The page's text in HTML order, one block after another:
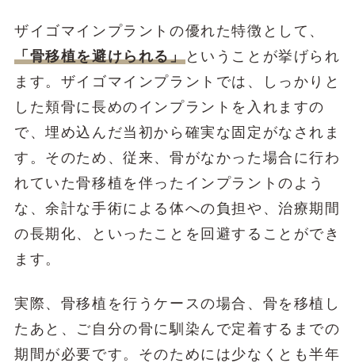
ザイゴマインプラントの優れた特徴として、
「骨移植を避けられる」ということが挙げられ
ます。ザイゴマインプラントでは、しっかりと
した頬骨に長めのインプラントを入れますの
で、埋め込んだ当初から確実な固定がなされま
す。そのため、従来、骨がなかった場合に行わ
れていた骨移植を伴ったインプラントのよう
な、余計な手術による体への負担や、治療期間
の長期化、といったことを回避することができ
ます。
実際、骨移植を行うケースの場合、骨を移植し
たあと、ご自分の骨に馴染んで定着するまでの
期間が必要です。そのためには少なくとも半年